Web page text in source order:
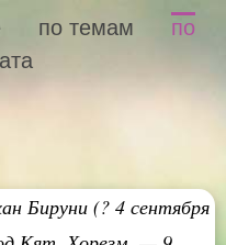
по темам
по
Бируни (? 4 сентября